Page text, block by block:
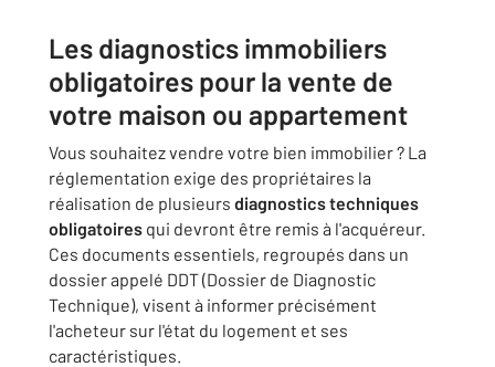
Les diagnostics immobiliers
obligatoires pour la vente de
votre maison ou appartement
Vous souhaitez vendre votre bien immobilier ? La
réglementation exige des propriétaires la
réalisation de plusieurs diagnostics techniques
obligatoires qui devront être remis à l'acquéreur.
Ces documents essentiels, regroupés dans un
dossier appelé DDT (Dossier de Diagnostic
Technique), visent à informer précisément
l'acheteur sur l'état du logement et ses
caractéristiques.